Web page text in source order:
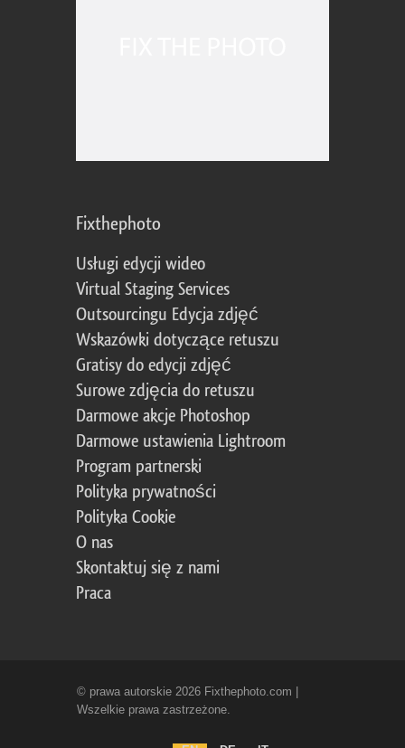
Fixthephoto
Usługi edycji wideo
Virtual Staging Services
Outsourcingu Edycja zdjęć
Wskazówki dotyczące retuszu
Gratisy do edycji zdjęć
Surowe zdjęcia do retuszu
Darmowe akcje Photoshop
Darmowe ustawienia Lightroom
Program partnerski
Polityka prywatności
Polityka Cookie
O nas
Skontaktuj się z nami
Praca
© prawa autorskie 2026 Fixthephoto.com |
Wszelkie prawa zastrzeżone.